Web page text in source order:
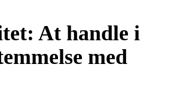
At handle i
med